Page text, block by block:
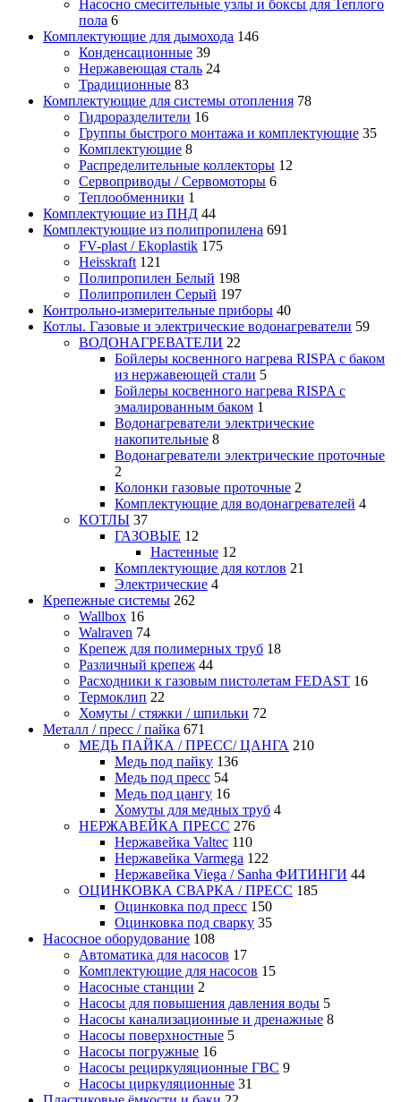
Насосно смесительные узлы и боксы для Теплого
пола 6
Комплектующие для дымохода 146
Конденсационные 39
Нержавеющая сталь 24
Традиционные 83
Комплектующие для системы отопления 78
Гидроразделители 16
Группы быстрого монтажа и комплектующие 35
Комплектующие 8
Распределительные коллекторы 12
Сервоприводы / Сервомоторы 6
Теплообменники 1
Комплектующие из ПНД 44
Комплектующие из полипропилена 691
FV-plast / Ekoplastik 175
Heisskraft 121
Полипропилен Белый 198
Полипропилен Серый 197
Контрольно-измерительные приборы 40
Котлы. Газовые и электрические водонагреватели 59
ВОДОНАГРЕВАТЕЛИ 22
Бойлеры косвенного нагрева RISPA с баком
из нержавеющей стали 5
Бойлеры косвенного нагрева RISPA с
эмалированным баком 1
Водонагреватели электрические
накопительные 8
Водонагреватели электрические проточные
2
Колонки газовые проточные 2
Комплектующие для водонагревателей 4
КОТЛЫ 37
ГАЗОВЫЕ 12
Настенные 12
Комплектующие для котлов 21
Электрические 4
Крепежные системы 262
Wallbox 16
Walraven 74
Крепеж для полимерных труб 18
Различный крепеж 44
Расходники к газовым пистолетам FEDAST 16
Термоклип 22
Хомуты / стяжки / шпильки 72
Металл / пресс / пайка 671
МЕДЬ ПАЙКА / ПРЕСС/ ЦАНГА 210
Медь под пайку 136
Медь под пресс 54
Медь под цангу 16
Хомуты для медных труб 4
НЕРЖАВЕЙКА ПРЕСС 276
Нержавейка Valtec 110
Нержавейка Varmega 122
Нержавейка Viega / Sanha ФИТИНГИ 44
ОЦИНКОВКА СВАРКА / ПРЕСС 185
Оцинковка под пресс 150
Оцинковка под сварку 35
Насосное оборудование 108
Автоматика для насосов 17
Комплектующие для насосов 15
Насосные станции 2
Насосы для повышения давления воды 5
Насосы канализационные и дренажные 8
Насосы поверхностные 5
Насосы погружные 16
Насосы рециркуляционные ГВС 9
Насосы циркуляционные 31